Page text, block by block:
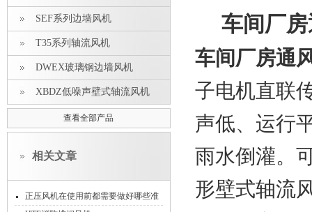
SEF系列边墙风机
T35系列轴流风机
DWEX玻璃钢边墙风机
XBDZ低噪声壁式轴流风机
查看全部产品
相关文章
正压风机在使用前都需要做好哪些准
车间厂
车间厂房通
子电机直联
声低、运行
雨水倒灌。
形壁式轴流